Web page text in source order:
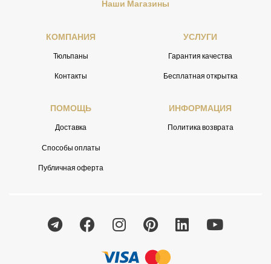
Наши Магазины
КОМПАНИЯ
Тюльпаны
Контакты
УСЛУГИ
Гарантия качества
Бесплатная открытка
ПОМОЩЬ
Доставка
Способы оплаты
Публичная оферта
ИНФОРМАЦИЯ
Политика возврата